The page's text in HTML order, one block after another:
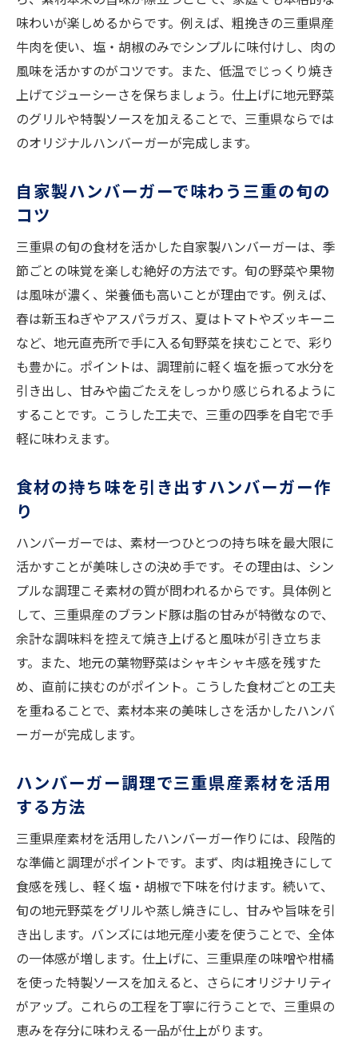
味わいが楽しめるからです。例えば、粗挽きの三重県産
牛肉を使い、塩・胡椒のみでシンプルに味付けし、肉の
風味を活かすのがコツです。また、低温でじっくり焼き
上げてジューシーさを保ちましょう。仕上げに地元野菜
のグリルや特製ソースを加えることで、三重県ならでは
のオリジナルハンバーガーが完成します。
自家製ハンバーガーで味わう三重の旬の
コツ
三重県の旬の食材を活かした自家製ハンバーガーは、季
節ごとの味覚を楽しむ絶好の方法です。旬の野菜や果物
は風味が濃く、栄養価も高いことが理由です。例えば、
春は新玉ねぎやアスパラガス、夏はトマトやズッキーニ
など、地元直売所で手に入る旬野菜を挟むことで、彩り
も豊かに。ポイントは、調理前に軽く塩を振って水分を
引き出し、甘みや歯ごたえをしっかり感じられるように
することです。こうした工夫で、三重の四季を自宅で手
軽に味わえます。
食材の持ち味を引き出すハンバーガー作
り
ハンバーガーでは、素材一つひとつの持ち味を最大限に
活かすことが美味しさの決め手です。その理由は、シン
プルな調理こそ素材の質が問われるからです。具体例と
して、三重県産のブランド豚は脂の甘みが特徴なので、
余計な調味料を控えて焼き上げると風味が引き立ちま
す。また、地元の葉物野菜はシャキシャキ感を残すた
め、直前に挟むのがポイント。こうした食材ごとの工夫
を重ねることで、素材本来の美味しさを活かしたハンバ
ーガーが完成します。
ハンバーガー調理で三重県産素材を活用
する方法
三重県産素材を活用したハンバーガー作りには、段階的
な準備と調理がポイントです。まず、肉は粗挽きにして
食感を残し、軽く塩・胡椒で下味を付けます。続いて、
旬の地元野菜をグリルや蒸し焼きにし、甘みや旨味を引
き出します。バンズには地元産小麦を使うことで、全体
の一体感が増します。仕上げに、三重県産の味噌や柑橘
を使った特製ソースを加えると、さらにオリジナリティ
がアップ。これらの工程を丁寧に行うことで、三重県の
恵みを存分に味わえる一品が仕上がります。